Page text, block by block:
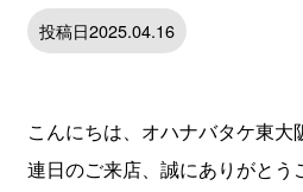
投稿日2025.04.16
こんにちは、オハナバタケ東大
連日のご来店、誠にありがとう